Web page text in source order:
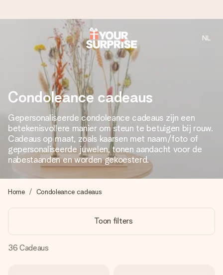
Voor 16:00 besteld, vandaag verzonden
We maken jouw cadeau met zorg en zorgen dat het
razendsnel onderweg is - zodat jij kunt geven op precies
het juiste moment, wanneer het het meeste betekent.
4,8 (gebaseerd op +8.000 reviews)
Onze cadeaus worden gewaardeerd. Klanten beoordelen
ons met een 4,7 op Google Reviews
Je maakt in een paar stappen iets unieks – met haar naam,
jullie foto of een boodschap die raakt. Zonder gedoe, maar
met alle aandacht voor het moment.
NL
Condoleance cadeaus
Gepersonaliseerde condoleance cadeaus zijn een
betekenisvollere manier om steun te betuigen bij rouw.
Cadeaus op maat, zoals kaarsen met naam/foto of
gepersonaliseerde juwelen, tonen aandacht voor de
nabestaanden en worden gekoesterd.
Home Condoleance cadeaus
Toon filters
36 Cadeaus